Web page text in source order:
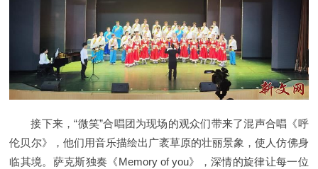
接下来，“微笑”合唱团为现场的观众们带来了混声合唱《呼
伦贝尔》，他们用音乐描绘出广袤草原的壮丽景象，使人仿佛身
临其境。萨克斯独奏《Memory of you》，深情的旋律让每一位